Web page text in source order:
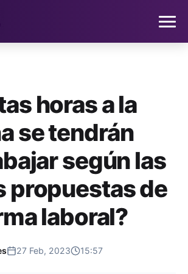
NOTICIAS
QUIÉNES SOMOS
CONTACTO
SUSCRÍBETE
horas a la
se tendrán
según las
propuestas de
laboral?
27 Feb, 2023 15:57